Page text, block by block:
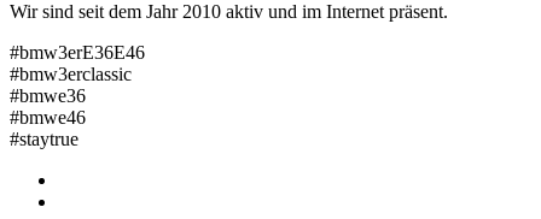
Wir sind seit dem Jahr 2010 aktiv und im Internet präsent.
#bmw3erE36E46
#bmw3erclassic
#bmwe36
#bmwe46
#staytrue